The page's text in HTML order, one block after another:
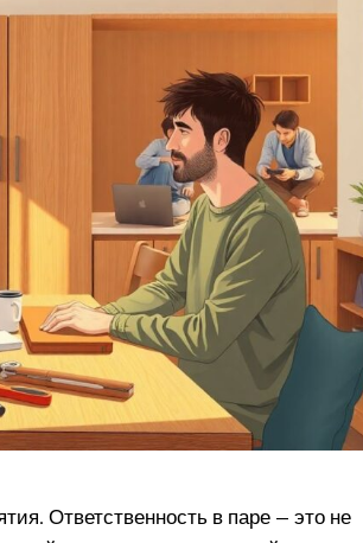
Ответственность в паре — это не